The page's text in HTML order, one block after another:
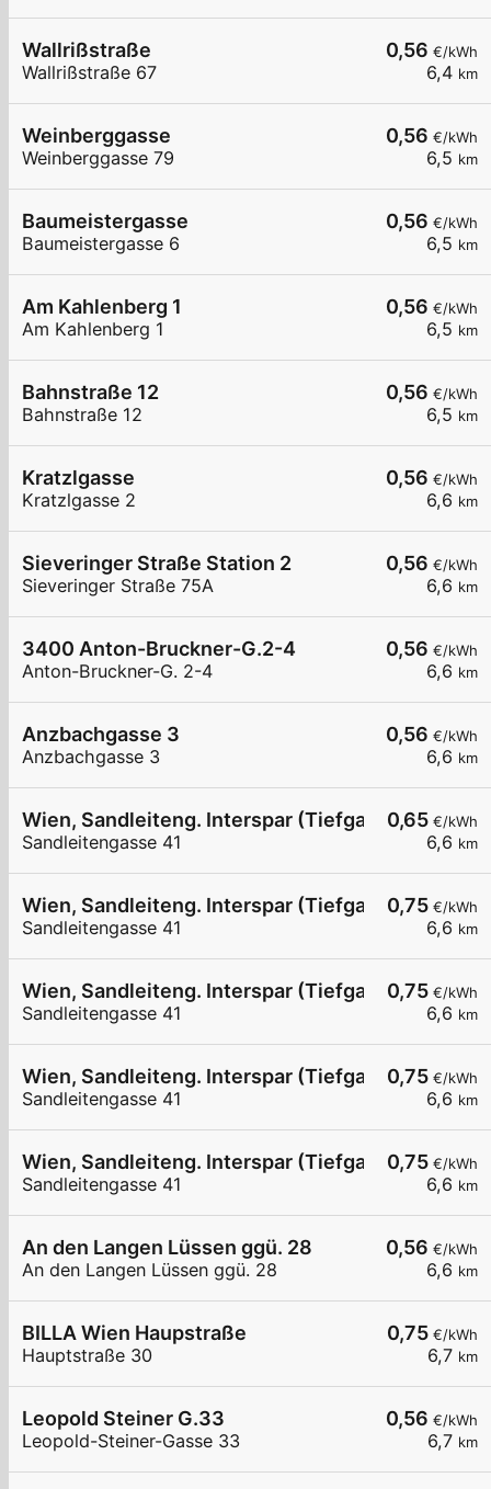
0,56 €/kWh
6,4 km
Wallrißstraße
Wallrißstraße 67
0,56 €/kWh
6,5 km
Weinberggasse
Weinberggasse 79
0,56 €/kWh
6,5 km
Baumeistergasse
Baumeistergasse 6
0,56 €/kWh
6,5 km
Am Kahlenberg 1
Am Kahlenberg 1
0,56 €/kWh
6,5 km
Bahnstraße 12
Bahnstraße 12
0,56 €/kWh
6,6 km
Kratzlgasse
Kratzlgasse 2
0,56 €/kWh
6,6 km
Sieveringer Straße Station 2
Sieveringer Straße 75A
0,56 €/kWh
6,6 km
3400 Anton-Bruckner-G.2-4
Anton-Bruckner-G. 2-4
0,56 €/kWh
6,6 km
Anzbachgasse 3
Anzbachgasse 3
0,65 €/kWh
6,6 km
Wien, Sandleiteng. Interspar (Tiefgarage)
Sandleitengasse 41
0,75 €/kWh
6,6 km
Wien, Sandleiteng. Interspar (Tiefgarage)
Sandleitengasse 41
0,75 €/kWh
6,6 km
Wien, Sandleiteng. Interspar (Tiefgarage)
Sandleitengasse 41
0,75 €/kWh
6,6 km
Wien, Sandleiteng. Interspar (Tiefgarage)
Sandleitengasse 41
0,75 €/kWh
6,6 km
Wien, Sandleiteng. Interspar (Tiefgarage)
Sandleitengasse 41
0,56 €/kWh
6,6 km
An den Langen Lüssen ggü. 28
An den Langen Lüssen ggü. 28
0,75 €/kWh
6,7 km
BILLA Wien Haupstraße
Hauptstraße 30
0,56 €/kWh
6,7 km
Leopold Steiner G.33
Leopold-Steiner-Gasse 33